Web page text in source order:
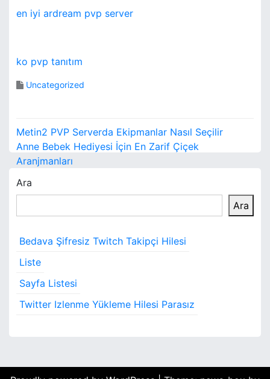
en iyi ardream pvp server
ko pvp tanıtım
Uncategorized
Y
a
z
ı
g
e
z
i
n
Metin2 PVP Serverda Ekipmanlar Nasıl Seçilir
Anne Bebek Hediyesi İçin En Zarif Çiçek
Aranjmanları
Ara
Ara
Bedava Şifresiz Twitch Takipçi Hilesi
Liste
Sayfa Listesi
Twitter Izlenme Yükleme Hilesi Parasız